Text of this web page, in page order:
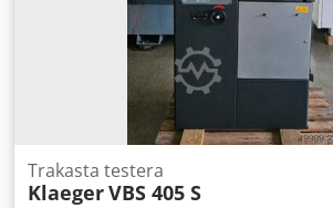
Trakasta testera
KlaegerVBS 405 S